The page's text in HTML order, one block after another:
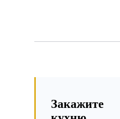
Закажите